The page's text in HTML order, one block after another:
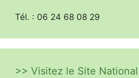
Tél. : 06 24 68 08 29
>> Visitez le Site